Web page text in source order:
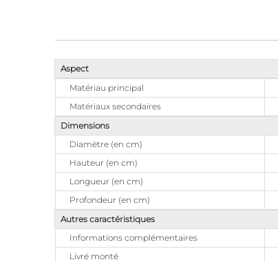
Aspect
Matériau principal
Matériaux secondaires
Dimensions
Diamètre (en cm)
Hauteur (en cm)
Longueur (en cm)
Profondeur (en cm)
Autres caractéristiques
Informations complémentaires
Livré monté